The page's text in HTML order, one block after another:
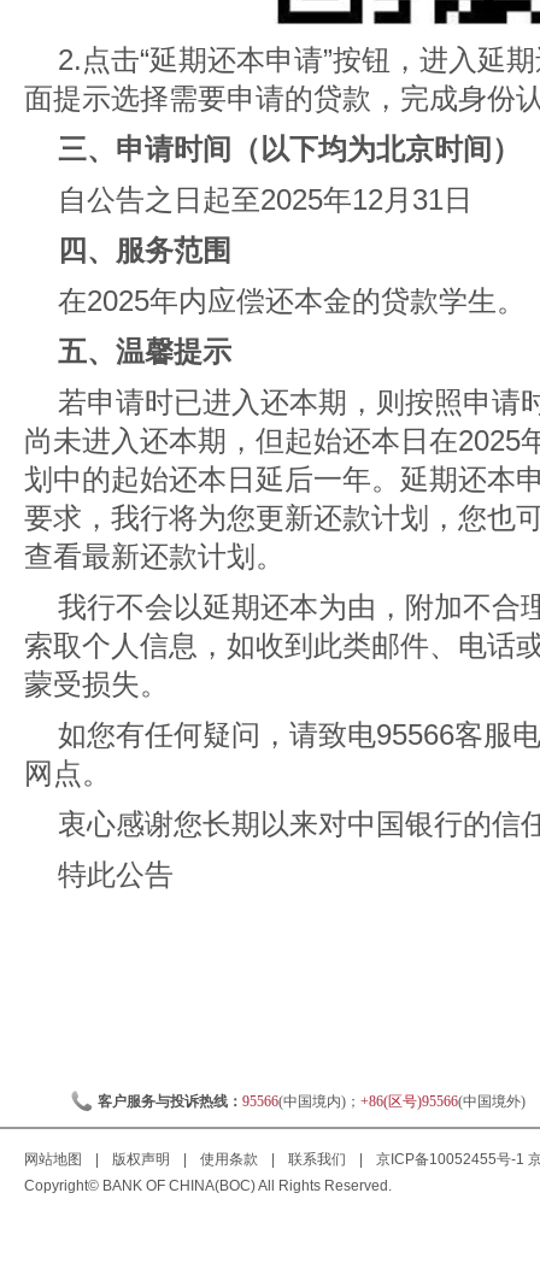
2.点击“延期还本申请”按钮，进入延
面提示选择需要申请的贷款，完成身份
三、申请时间（以下均为北京时间）
自公告之日起至2025年12月31日
四、服务范围
在2025年内应偿还本金的贷款学生。
五、温馨提示
若申请时已进入还本期，则按照申请
尚未进入还本期，但起始还本日在2025
划中的起始还本日延后一年。延期还本
要求，我行将为您更新还款计划，您也
查看最新还款计划。
我行不会以延期还本为由，附加不合
索取个人信息，如收到此类邮件、电话
蒙受损失。
如您有任何疑问，请致电95566客服
网点。
衷心感谢您长期以来对中国银行的信
特此公告
客户服务与投诉热线： 95566(中国境内)； +86(区号)95566(中国境外)
网站地图 版权声明 使用条款 联系我们 京ICP备10052455号-1
Copyright© BANK OF CHINA(BOC) All Rights Reserved.